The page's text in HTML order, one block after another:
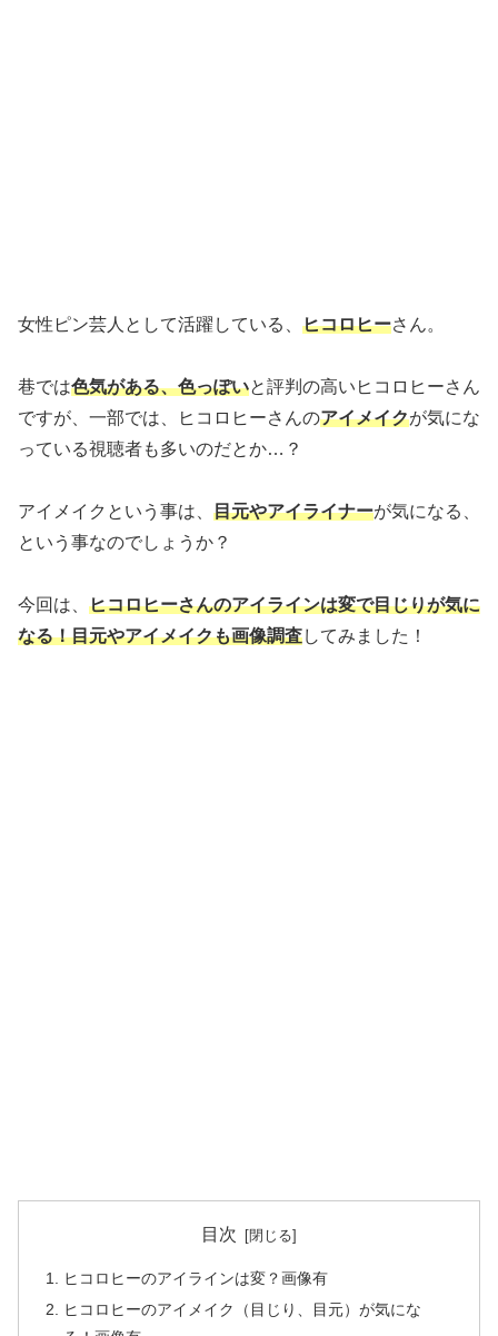
女性ピン芸人として活躍している、 ヒコロヒーさん。
巷では色気がある、色っぽいと評判の高いヒコロヒーさん
ですが、一部では、ヒコロヒーさんのアイメイクが気にな
っている視聴者も多いのだとか…？
アイメイクという事は、 目元やアイライナーが気になる、
という事なのでしょうか？
今回は、 ヒコロヒーさんのアイラインは変で目じりが気に
なる！目元やアイメイクも画像調査してみました！
目次
ヒコロヒーのアイラインは変？画像有
ヒコロヒーのアイメイク（目じり、目元）が気にな